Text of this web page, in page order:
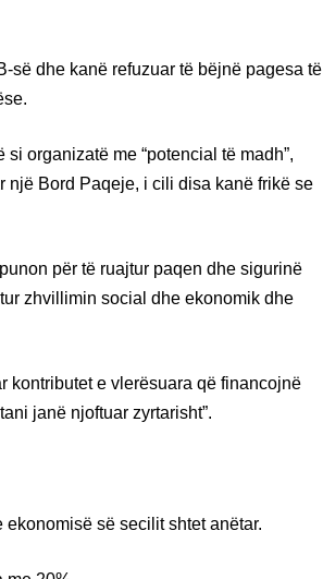
së dhe kanë refuzuar të bëjnë pagesa të
organizatë me “potencial të madh”,
një Bord Paqeje, i cili disa kanë frikë se
për të ruajtur paqen dhe sigurinë
zhvillimin social dhe ekonomik dhe
kontributet e vlerësuara që financojnë
janë njoftuar zyrtarisht”.
së secilit shtet anëtar.